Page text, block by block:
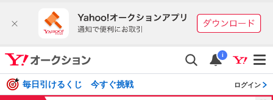
i
毎日引けるくじ 今すぐ挑戦 ログイン